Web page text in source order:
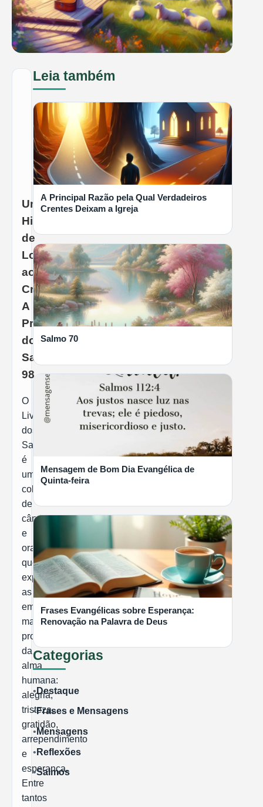
Um
Hino
de
Louvor
ao
Criador:
A
Profundidade
do
Salmo
98
O
Livro
dos
Salmos
é
uma
coletânea
de
cânticos
e
orações
que
expressam
as
emoções
mais
profundas
da
alma
humana:
alegria,
tristeza,
gratidão,
arrependimento
e
esperança.
Entre
tantos
Leia também
A Principal Razão pela Qual Verdadeiros
Crentes Deixam a Igreja
LER MAIS
Salmo 70
Mensagem de Bom Dia Evangélica de
Quinta-feira
LER MAIS
Frases Evangélicas sobre Esperança:
Renovação na Palavra de Deus
LER MAIS
Categorias
•Destaque
•Frases e Mensagens
• Mensagens
• Reflexões
•Salmos